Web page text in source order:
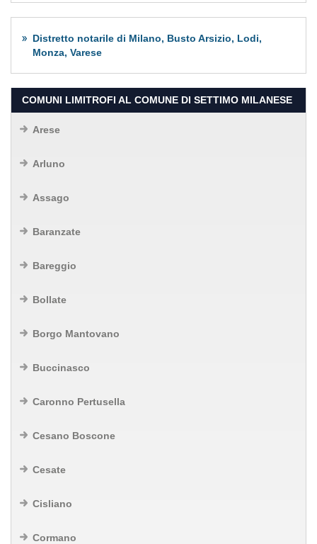
Distretto notarile di Milano, Busto Arsizio, Lodi,
Monza, Varese
COMUNI LIMITROFI AL COMUNE DI SETTIMO MILANESE
Arese
Arluno
Assago
Baranzate
Bareggio
Bollate
Borgo Mantovano
Buccinasco
Caronno Pertusella
Cesano Boscone
Cesate
Cisliano
Cormano